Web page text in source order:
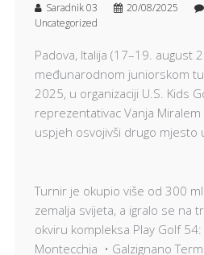
Saradnik 03 20/08/2025
Uncategorized
Padova, Italija (17–19. august
međunarodnom juniorskom
2025, u organizaciji U.S. Kids
reprezentativac Vanja
uspjeh osvojivši drugo mjesto
Turnir je okupio više od 300
zemalja svijeta, a igralo se na
okviru kompleksa Play Golf 54:
Montecchia • Galzignano